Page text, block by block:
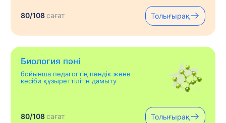
80/108сағат Толығырақ
Биология пәні
бойынша педагогтің пәндік және
кәсіби құзыреттілігін дамыту
80/108сағат Толығырақ